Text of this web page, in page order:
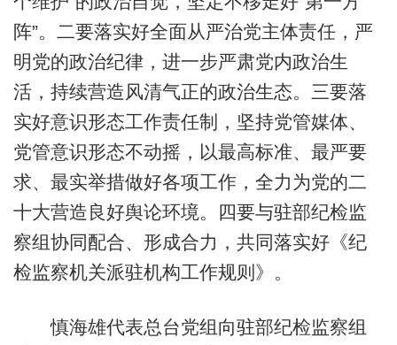
阵”。二要落实好全面从严治党主体责任，严
明党的政治纪律，进一步严肃党内政治生
活，持续营造风清气正的政治生态。三要落
实好意识形态工作责任制，坚持党管媒体、
党管意识形态不动摇，以最高标准、最严要
求、最实举措做好各项工作，全力为党的二
十大营造良好舆论环境。四要与驻部纪检监
察组协同配合、形成合力，共同落实好《纪
检监察机关派驻机构工作规则》。
慎海雄代表总台党组向驻部纪检监察组